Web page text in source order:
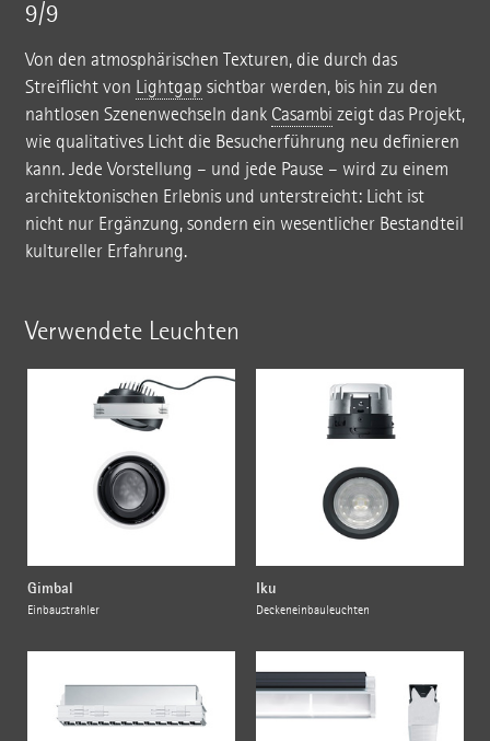
9/9
Von den atmosphärischen Texturen, die durch das
Streiflicht von Lightgap sichtbar werden, bis hin zu den
nahtlosen Szenenwechseln dank Casambi zeigt das Projekt,
wie qualitatives Licht die Besucherführung neu definieren
kann. Jede Vorstellung – und jede Pause – wird zu einem
architektonischen Erlebnis und unterstreicht: Licht ist
nicht nur Ergänzung, sondern ein wesentlicher Bestandteil
kultureller Erfahrung.
Verwendete Leuchten
Gimbal
Einbaustrahler
Iku
Deckeneinbauleuchten